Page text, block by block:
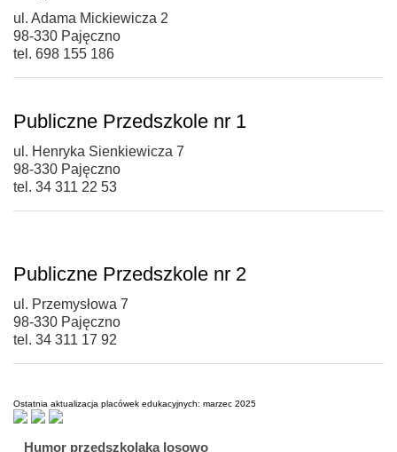
Humor przedszkolaka losowo
ul. Adama Mickiewicza 2
98-330 Pajęczno
tel. 698 155 186
Publiczne Przedszkole nr 1
ul. Henryka Sienkiewicza 7
98-330 Pajęczno
tel. 34 311 22 53
Publiczne Przedszkole nr 2
ul. Przemysłowa 7
98-330 Pajęczno
tel. 34 311 17 92
Ostatnia aktualizacja placówek edukacyjnych: marzec 2025